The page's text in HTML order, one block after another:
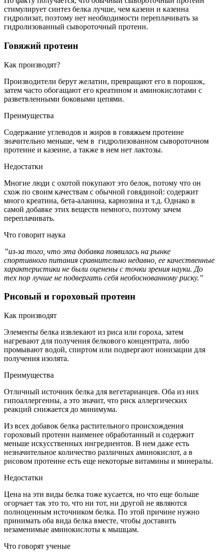
стимулирует синтез белка лучше, чем казеин и казеина
гидролизат, поэтому нет необходимости переплачивать за
гидролизованный сывороточный протеин.
Говяжий протеин
Как производят?
Производители берут желатин, превращают его в порошок,
затем часто обогащают его креатином и аминокислотами с
разветвленными боковыми цепями.
Преимущества
Содержание углеводов и жиров в говяжьем протеине
значительно меньше, чем в гидролизованном сывороточном
протеине и казеине, а также в нем нет лактозы.
Недостатки
Многие люди с охотой покупают это белок, потому что он
схож по своим качествам с обычной говядиной: содержит
много креатина, бета-аланина, карнозина и т.д. Однако в
самой добавке этих веществ немного, поэтому зачем
переплачивать.
Что говорит наука
”из-за того, что эта добавка появилась на рынке
спортивного питания сравнительно недавно, ее качественные
характеристики не были оценены с точки зрения науки. До
тех пор лучше не подвергать себя необоснованному риску.”
Рисовый и гороховый протеин
Как производят
Элементы белка извлекают из риса или гороха, затем
нагревают для получения белкового концентрата, либо
промывают водой, спиртом или подвергают ионизации для
получения изолята.
Преимущества
Отличный источник белка для вегетарианцев. Оба из них
гипоаллергенны, а это значит, что риск аллергических
реакций снижается до минимума.
Из всех добавок белка растительного происхождения
гороховый протеин наименее обработанный и содержит
меньше искусственных ингредиентов. В нем даже есть
незначительное количество различных аминокислот, а в
рисовом протеине есть еще некоторые витамины и минералы.
Недостатки
Цена на эти виды белка тоже кусается, но что еще больше
огорчает так это то, что ни тот, ни другой не являются
полноценным источником белка. По этой причине нужно
принимать оба вида белка вместе, чтобы доставить
незаменимые аминокислоты к мышцам.
Что говорят ученые